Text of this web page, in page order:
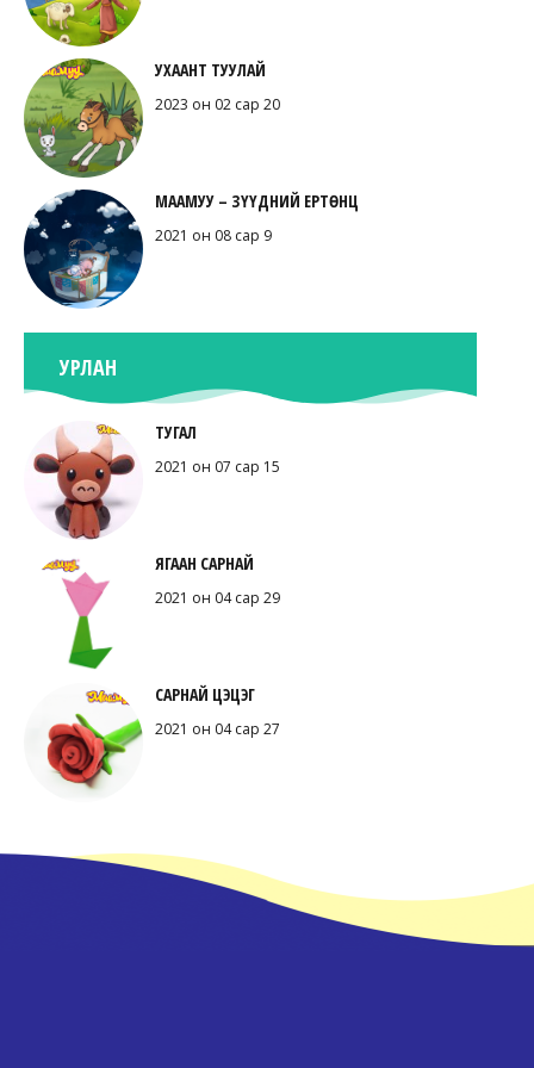
УХААНТ ТУУЛАЙ
2023 он 02 сар 20
МААМУУ – ЗҮҮДНИЙ ЕРТӨНЦ
2021 он 08 сар 9
УРЛАН
ТУГАЛ
2021 он 07 сар 15
ЯГААН САРНАЙ
2021 он 04 сар 29
САРНАЙ ЦЭЦЭГ
2021 он 04 сар 27